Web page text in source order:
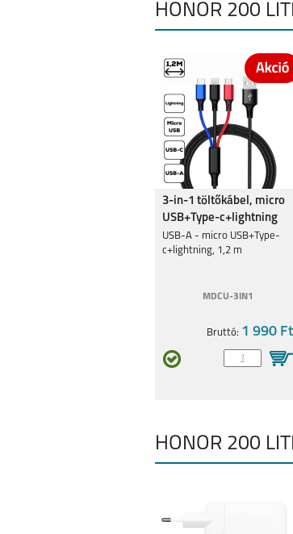
HONOR 200
3-in-1 töltőkábel, micro
USB+Type-c+lightning
USB-A - micro USB+Type-
c+lightning, 1,2 m
MDCU-3IN1
Bruttó: 1 990 Ft
HONOR 200